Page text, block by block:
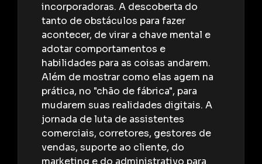
1:01 1 Vídeos
Automatização de processos para
construtoras | DEPOIMENTO –
CONSTRUTORA CELI
0:37 1 Vídeos
Novas formas de fazer negócios no
mercado imobiliário | DEPOIMENTO
ETHOS INCORPORADORA
incorporadoras. A descoberta do
tanto de obstáculos para fazer
acontecer, de virar a chave mental e
adotar comportamentos e
habilidades para as coisas andarem.
Além de mostrar como elas agem na
prática, no "chão de fábrica", para
mudarem suas realidades digitais. A
jornada de luta de assistentes
comerciais, corretores, gestores de
vendas, suporte ao cliente, do
marketing e do administrativo para